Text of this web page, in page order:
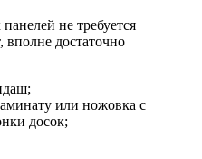
не требуется
достаточно
или ножовка с
досок;